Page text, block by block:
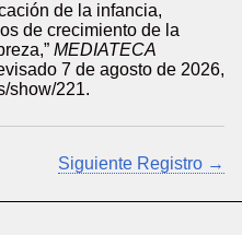
de la infancia,
de crecimiento de la
MEDIATECA
7 de agosto de 2026,
show/221.
Siguiente Registro →